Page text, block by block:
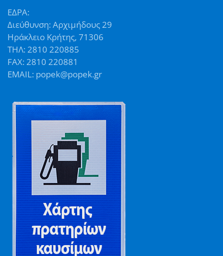
ΕΔΡΑ:
Διεύθυνση: Αρχιμήδους 29
Ηράκλειο Κρήτης, 71306
ΤΗΛ: 2810 220885
FAX: 2810 220881
EMAIL: popek@popek.gr